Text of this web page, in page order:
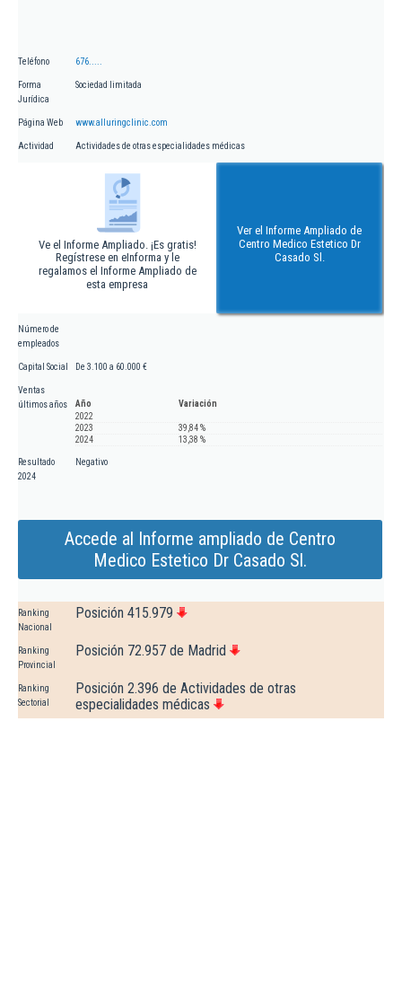
Teléfono 676.....
Forma
Jurídica
Sociedad limitada
Página Web www.alluringclinic.com
Actividad Actividades de otras especialidades médicas
Ve el Informe Ampliado. ¡Es gratis!
Regístrese en eInforma y le
regalamos el Informe Ampliado de
esta empresa
Ver el Informe Ampliado de
Centro Medico Estetico Dr
Casado Sl.
Número de
empleados
Capital Social De 3.100 a 60.000 €
Ventas
últimos años
Año
Variación
2022
2023
39,84 %
2024
13,38 %
Resultado
2024
Negativo
Accede al Informe ampliado de Centro
Medico Estetico Dr Casado Sl.
Ranking
Nacional
Posición 415.979
Ranking
Provincial
Posición 72.957 de Madrid
Ranking
Sectorial
Posición 2.396 de Actividades de otras
especialidades médicas